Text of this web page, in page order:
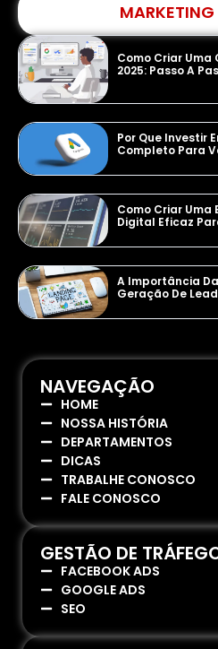
Como Criar Uma
2025: Passo A
Por Que Investir
Completo Para
Como Criar
Digital Eficaz
A Importância
Geração De
NAVEGAÇÃO
HOME
NOSSA HISTÓRIA
DEPARTAMENTOS
DICAS
TRABALHE CONOSCO
FALE CONOSCO
GESTÃO DE
FACEBOOK ADS
GOOGLE ADS
SEO